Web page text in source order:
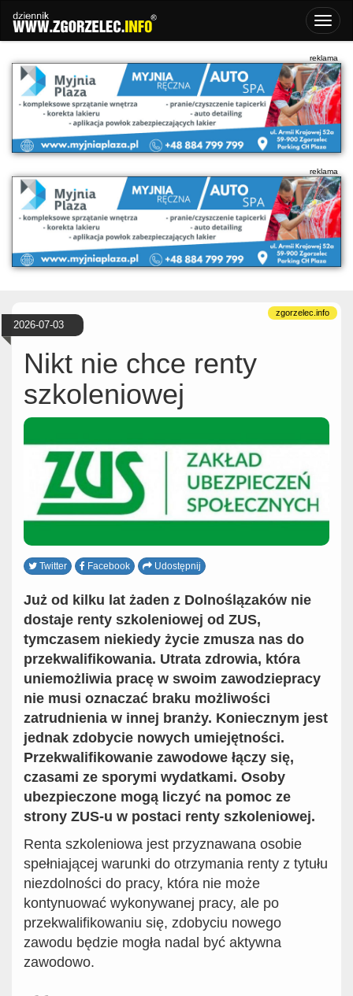
2026-07-03
Nikt nie chce renty
szkoleniowej
Twitter Facebook Udostępnij
Już od kilku lat żaden z Dolnoślązaków nie
dostaje renty szkoleniowej od ZUS,
tymczasem niekiedy życie zmusza nas do
przekwalifikowania. Utrata zdrowia, która
uniemożliwia pracę w swoim zawodziepracy
nie musi oznaczać braku możliwości
zatrudnienia w innej branży. Koniecznym jest
jednak zdobycie nowych umiejętności.
Przekwalifikowanie zawodowe łączy się,
czasami ze sporymi wydatkami. Osoby
ubezpieczone mogą liczyć na pomoc ze
strony ZUS-u w postaci renty szkoleniowej.
Renta szkoleniowa jest przyznawana osobie
spełniającej warunki do otrzymania renty z tytułu
niezdolności do pracy, która nie może
kontynuować wykonywanej pracy, ale po
przekwalifikowaniu się, zdobyciu nowego
zawodu będzie mogła nadal być aktywna
zawodowo.